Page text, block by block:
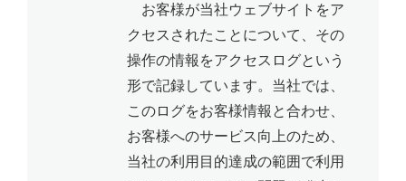
お客様が当社ウェブサイトをア
クセスされたことについて、その
操作の情報をアクセスログという
形で記録しています。当社では、
このログをお客様情報と合わせ、
お客様へのサービス向上のため、
当社の利用目的達成の範囲で利用